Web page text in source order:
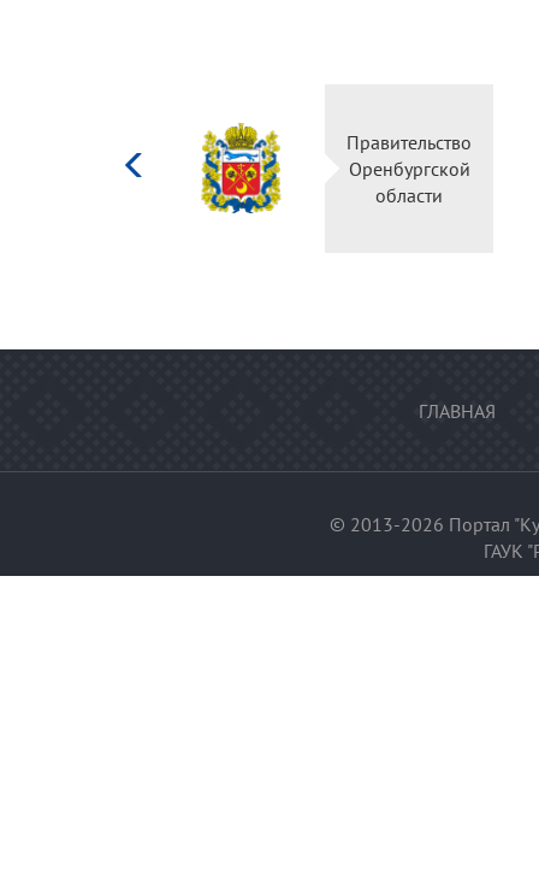
Российской
Правительство
Оренбургской
области
ГЛАВНАЯ
© 2013-2026 Портал
ГАУК